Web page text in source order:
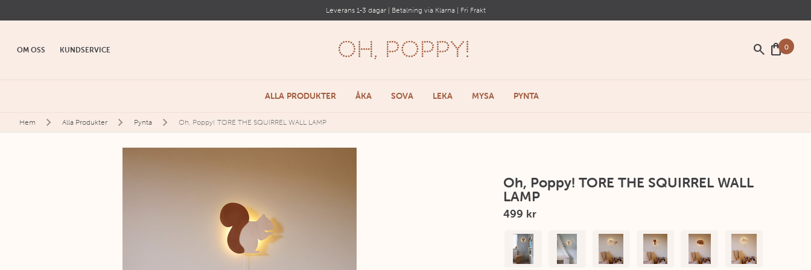
Leverans 1-3 dagar | Betalning via Klarna | Fri Frakt
OM OSS KUNDSERVICE 0
shopping_bag
search
ALLA PRODUKTER ÅKA SOVA LEKA MYSA PYNTA
Hem Alla Produkter Pynta Oh, Poppy! TORE THE SQUIRREL WALL LAMP
Oh, Poppy! TORE THE SQUIRREL WALL
LAMP
499 kr